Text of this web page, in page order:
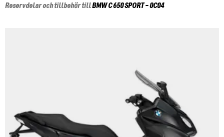
Reservdelar och tillbehör tillBMWC 650 SPORT - 0C04